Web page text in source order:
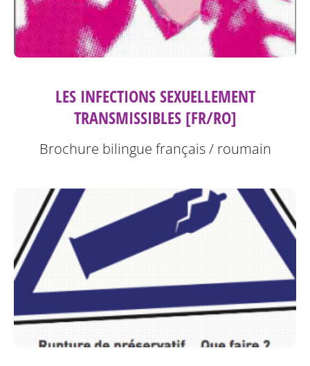
LES INFECTIONS SEXUELLEMENT
TRANSMISSIBLES [FR/RO]
Brochure bilingue français / roumain